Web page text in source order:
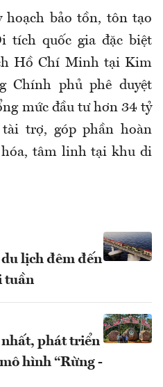
bảo tồn, tôn tạo
tích quốc gia đặc biệt
Hồ Chí Minh tại Kim
Chính phủ phê duyệt
mức đầu tư hơn 34 tỷ
trợ, góp phần hoàn
tâm linh tại khu di
lịch đêm đến
tuần
nhất, phát triển
hình “Rừng -